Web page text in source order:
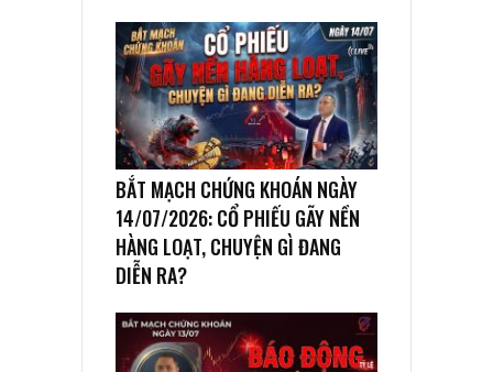
BẮT MẠCH CHỨNG KHOÁN NGÀY
14/07/2026: CỔ PHIẾU GÃY NỀN
HÀNG LOẠT, CHUYỆN GÌ ĐANG
DIỄN RA?